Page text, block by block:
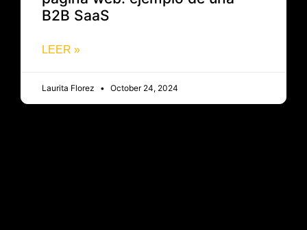
B2B SaaS
LEER »
Laurita Florez October 24, 2024